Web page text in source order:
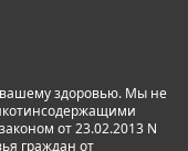
вашему здоровью. Мы не
от 23.02.2013 N
граждан от